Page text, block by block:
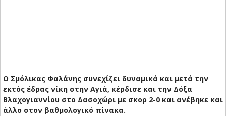
Ο Σμόλικας Φαλάνης συνεχίζει δυναμικά και μετά την
εκτός έδρας νίκη στην Αγιά, κέρδισε και την Δόξα
Βλαχογιαννίου στο Δασοχώρι με σκορ 2-0 και ανέβηκε και
άλλο στον βαθμολογικό πίνακα.